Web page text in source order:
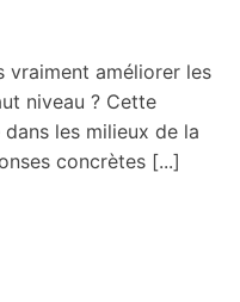
vraiment améliorer les
niveau ? Cette
les milieux de la
concrètes [...]